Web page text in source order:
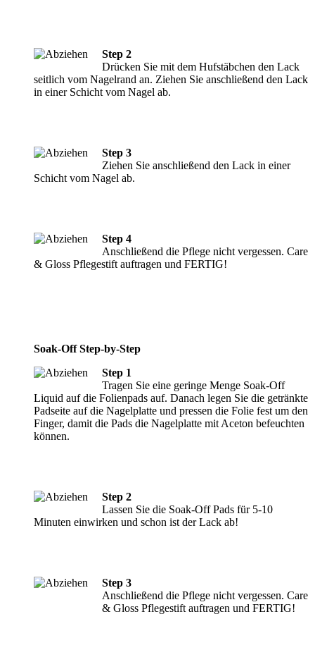
Step 2
Drücken Sie mit dem Hufstäbchen den Lack
seitlich vom Nagelrand an. Ziehen Sie anschließend den Lack
in einer Schicht vom Nagel ab.
Step 3
Ziehen Sie anschließend den Lack in einer
Schicht vom Nagel ab.
Step 4
Anschließend die Pflege nicht vergessen. Care
& Gloss Pflegestift auftragen und FERTIG!
Soak-Off Step-by-Step
Step 1
Tragen Sie eine geringe Menge Soak-Off
Liquid auf die Folienpads auf. Danach legen Sie die getränkte
Padseite auf die Nagelplatte und pressen die Folie fest um den
Finger, damit die Pads die Nagelplatte mit Aceton befeuchten
können.
Step 2
Lassen Sie die Soak-Off Pads für 5-10
Minuten einwirken und schon ist der Lack ab!
Step 3
Anschließend die Pflege nicht vergessen. Care
& Gloss Pflegestift auftragen und FERTIG!